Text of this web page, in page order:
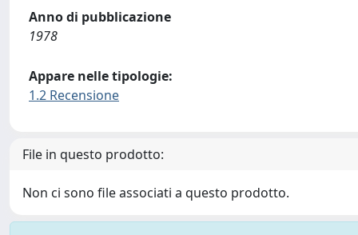
Anno di pubblicazione
1978
Appare nelle tipologie:
1.2 Recensione
File in questo prodotto:
Non ci sono file associati a questo prodotto.